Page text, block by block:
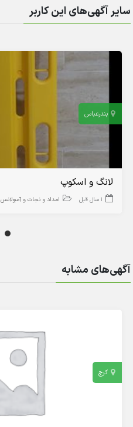
سایر آگهی‌های این کاربر
بندرعباس
لانگ و اسکوپ
1 سال قبل امداد و نجات و آمبولانس
آگهی‌های مشابه
کرج